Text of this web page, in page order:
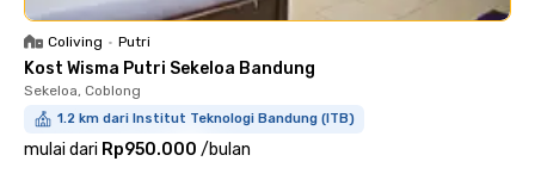
Coliving • Putri
Kost Wisma Putri Sekeloa Bandung
Sekeloa, Coblong
1.2 km dari Institut Teknologi Bandung (ITB)
mulai dari Rp950.000 /bulan